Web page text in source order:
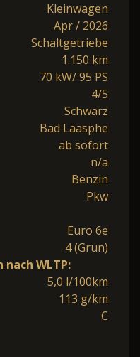
Kleinwagen
Apr / 2026
Schaltgetriebe
1.150 km
70 kW/ 95 PS
4/5
Schwarz
Bad Laasphe
ab sofort
n/a
Benzin
Pkw
Euro 6e
4 (Grün)
WLTP:
5,0 l/100km
113 g/km
C